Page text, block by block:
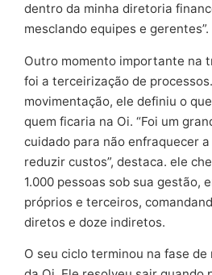
dentro da minha diretoria
mesclando equipes e gerentes”.
Outro momento importante na
foi a terceirização de
movimentação, ele definiu o
quem ficaria na Oi. “Foi um
cuidado para não enfraquecer
reduzir custos”, destaca. ele
1.000 pessoas sob sua gestão,
próprios e terceiros,
diretos e doze indiretos.
O seu ciclo terminou na fase